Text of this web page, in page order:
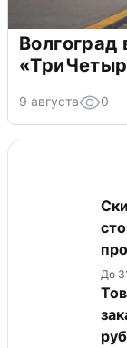
9 августа 0
До